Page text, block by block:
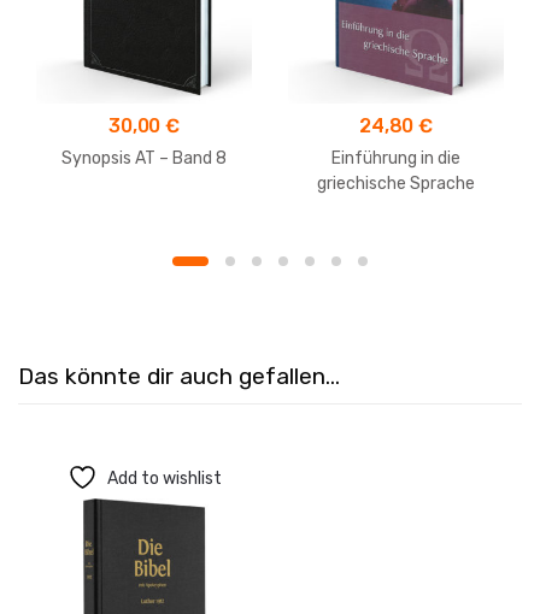
30,00€
Synopsis AT – Band 8
24,80€
Einführung in die
griechische Sprache
Das könnte dir auch gefallen…
Add to wishlist